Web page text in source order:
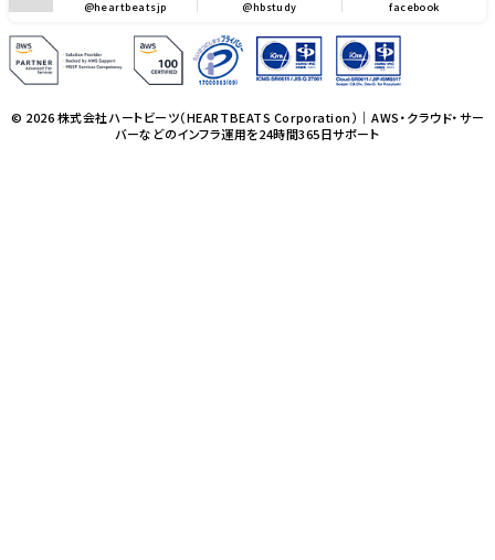
@heartbeatsjp @hbstudy facebook
© 2026 株式会社ハートビーツ（HEARTBEATS Corporation）｜AWS・クラウド・サー
バーなどのインフラ運用を24時間365日サポート